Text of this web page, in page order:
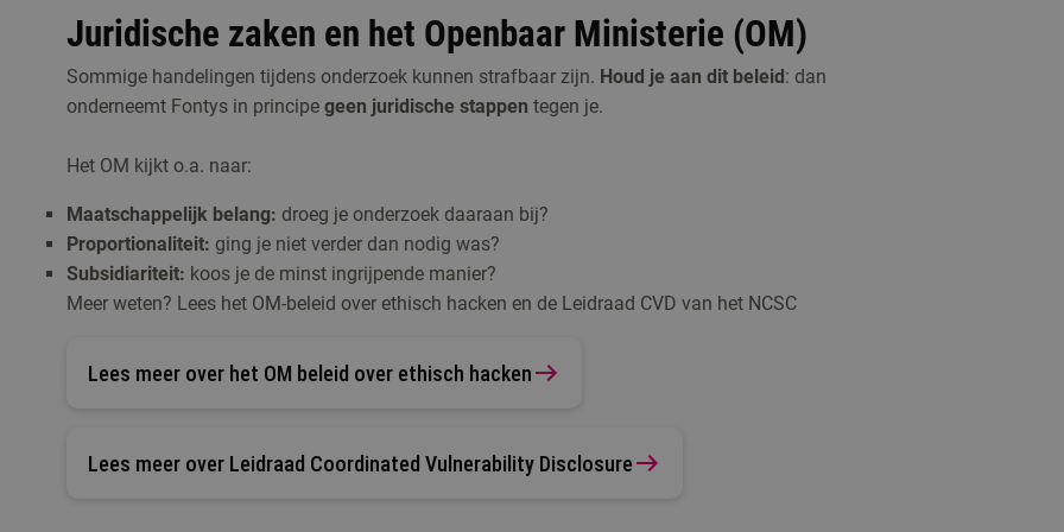
Juridische zaken en het Openbaar Ministerie (OM)
Sommige handelingen tijdens onderzoek kunnen strafbaar zijn. Houd je aan dit beleid: dan
onderneemt Fontys in principe geen juridische stappen tegen je.
Het OM kijkt o.a. naar:
Maatschappelijk belang: droeg je onderzoek daaraan bij?
Proportionaliteit: ging je niet verder dan nodig was?
Subsidiariteit: koos je de minst ingrijpende manier?
Meer weten? Lees het OM-beleid over ethisch hacken en de Leidraad CVD van het NCSC
Lees meer over het OM beleid over ethisch hacken
Lees meer over Leidraad Coordinated Vulnerability Disclosure